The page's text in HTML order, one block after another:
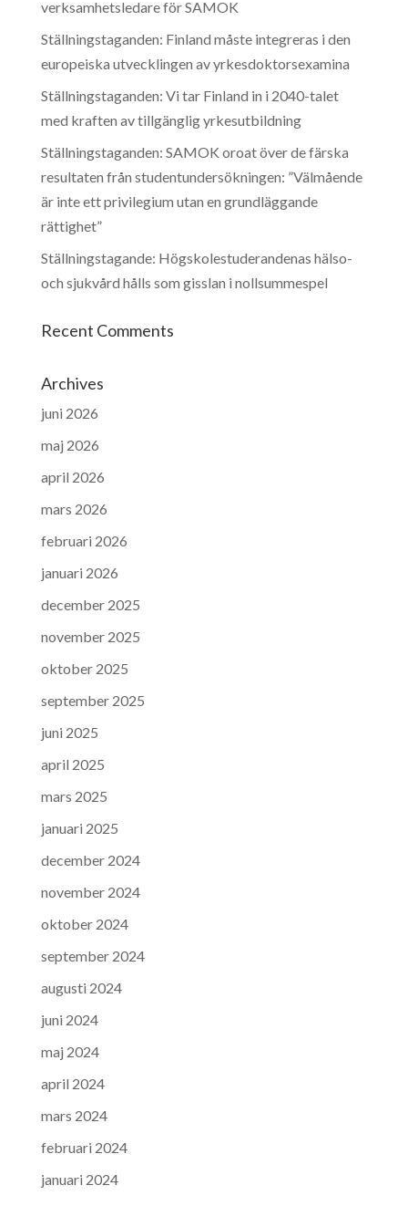
verksamhetsledare för SAMOK
Ställningstaganden: Finland måste integreras i den
europeiska utvecklingen av yrkesdoktorsexamina
Ställningstaganden: Vi tar Finland in i 2040-talet
med kraften av tillgänglig yrkesutbildning
Ställningstaganden: SAMOK oroat över de färska
resultaten från studentundersökningen: ”Välmående
är inte ett privilegium utan en grundläggande
rättighet”
Ställningstagande: Högskolestuderandenas hälso-
och sjukvård hålls som gisslan i nollsummespel
Recent Comments
Archives
juni 2026
maj 2026
april 2026
mars 2026
februari 2026
januari 2026
december 2025
november 2025
oktober 2025
september 2025
juni 2025
april 2025
mars 2025
januari 2025
december 2024
november 2024
oktober 2024
september 2024
augusti 2024
juni 2024
maj 2024
april 2024
mars 2024
februari 2024
januari 2024